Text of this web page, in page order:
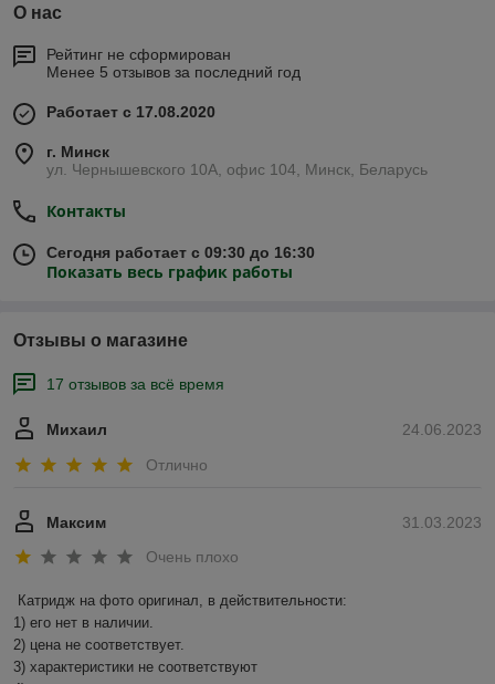
О нас
Рейтинг не сформирован
Менее 5 отзывов за последний год
Работает с 17.08.2020
г. Минск
ул. Чернышевского 10А, офис 104, Минск, Беларусь
Контакты
Сегодня работает с 09:30 до 16:30
Показать весь график работы
Отзывы о магазине
17 отзывов за всё время
24.06.2023
Михаил
Отлично
31.03.2023
Максим
Очень плохо
Катридж на фото оригинал, в действительности:
1) его нет в наличии.
2) цена не соответствует.
3) характеристики не соответствуют